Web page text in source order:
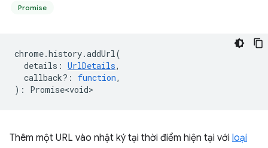
Promise
chrome.history.addUrl(
details : UrlDetails,
callback? : function,
) : Promise<void>
Thêm một URL vào nhật ký tại thời điểm hiện tại với loại